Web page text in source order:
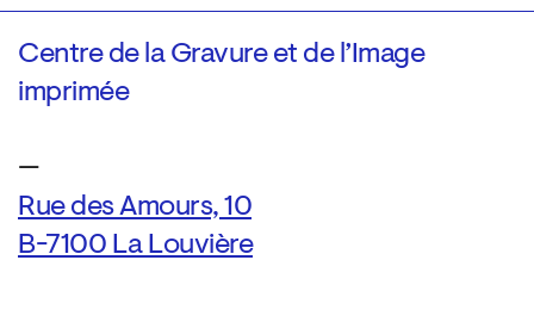
Centre de la Gravure et de l’Image
imprimée
—
Rue des Amours, 10
B-7100 La Louvière